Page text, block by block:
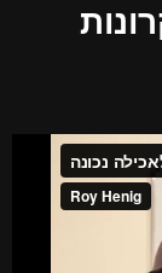
ו-2 העקרונות